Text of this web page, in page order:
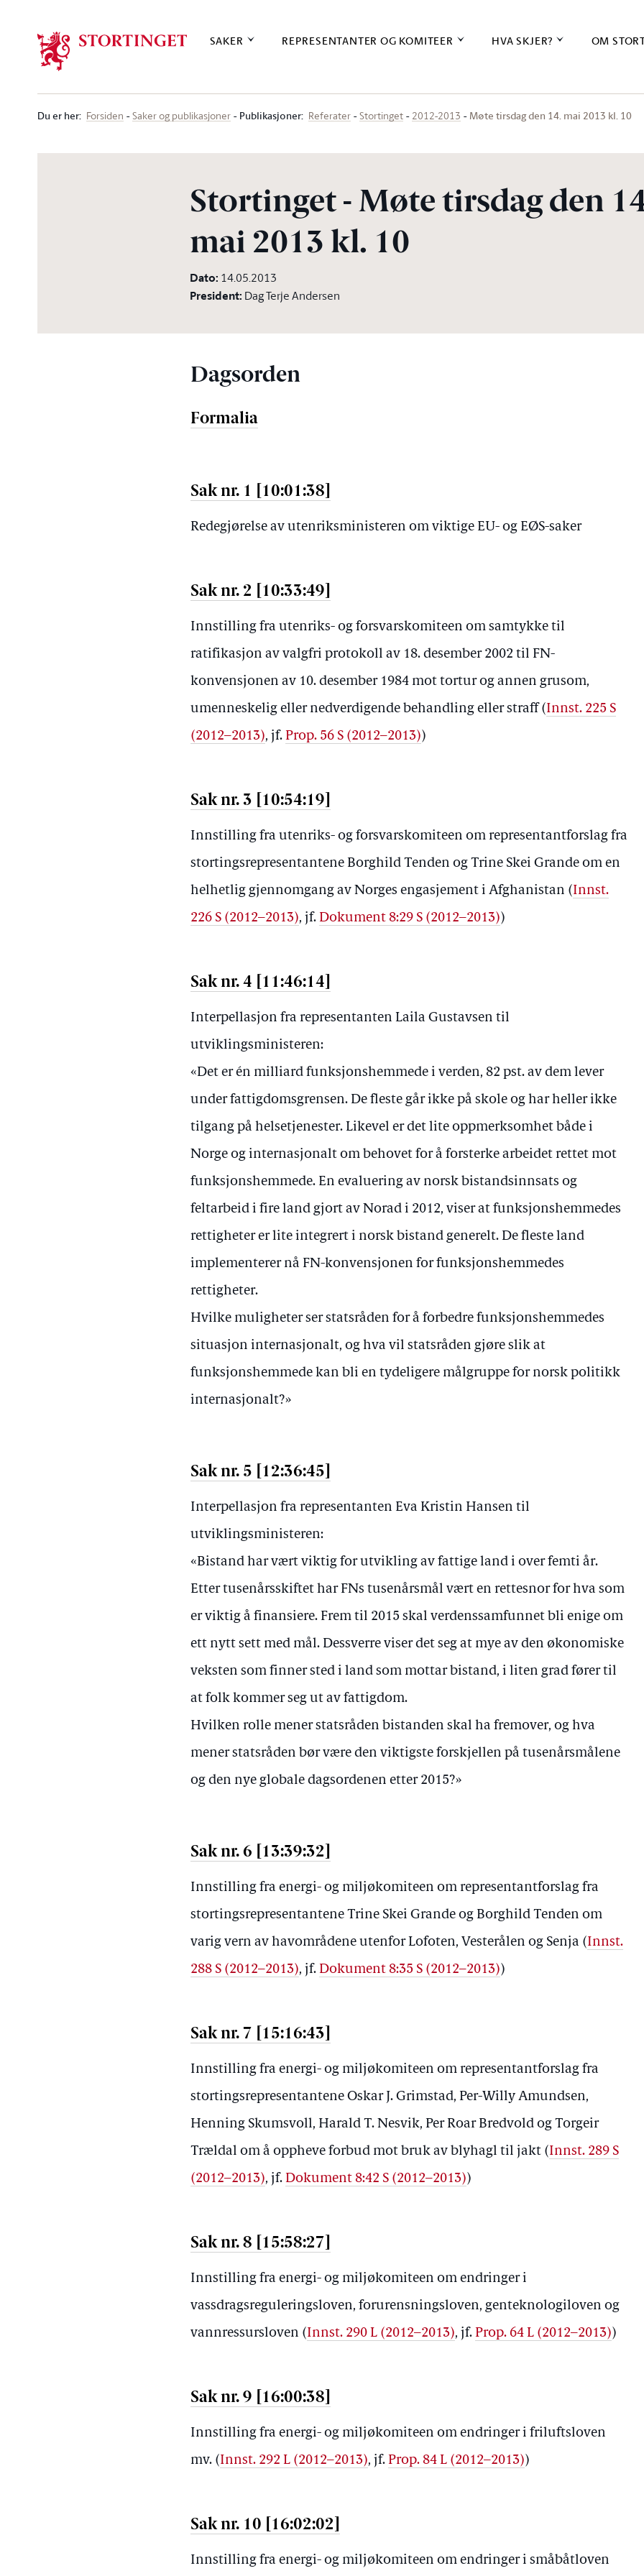
SAKER REPRESENTANTER OG KOMITEER HVA SKJER? OM
Du er her: Forsiden Saker og publikasjoner Publikasjoner: Referater Stortinget 2012-2013 Møte tirsdag den 14. mai 2013 kl. 10
Stortinget - Møte tirsdag den
mai 2013 kl. 10
Dato: 14.05.2013
President: Dag Terje Andersen
Dagsorden
Formalia
Sak nr. 1 [10:01:38]
Redegjørelse av utenriksministeren om viktige EU- og EØS-saker
Sak nr. 2 [10:33:49]
Innstilling fra utenriks- og forsvarskomiteen om samtykke til
ratifikasjon av valgfri protokoll av 18. desember 2002 til FN-
konvensjonen av 10. desember 1984 mot tortur og annen grusom,
umenneskelig eller nedverdigende behandling eller straff (Innst. 225 S
(2012–2013), jf.Prop. 56 S (2012–2013))
Sak nr. 3 [10:54:19]
Innstilling fra utenriks- og forsvarskomiteen om representantforslag fra
stortingsrepresentantene Borghild Tenden og Trine Skei Grande om en
helhetlig gjennomgang av Norges engasjement i Afghanistan (Innst.
226 S (2012–2013), jf.Dokument 8:29 S (2012–2013))
Sak nr. 4 [11:46:14]
Interpellasjon fra representanten Laila Gustavsen til
utviklingsministeren:
«Det er én milliard funksjonshemmede i verden, 82 pst. av dem lever
under fattigdomsgrensen. De fleste går ikke på skole og har heller ikke
tilgang på helsetjenester. Likevel er det lite oppmerksomhet både i
Norge og internasjonalt om behovet for å forsterke arbeidet rettet mot
funksjonshemmede. En evaluering av norsk bistandsinnsats og
feltarbeid i fire land gjort av Norad i 2012, viser at funksjonshemmedes
rettigheter er lite integrert i norsk bistand generelt. De fleste land
implementerer nå FN-konvensjonen for funksjonshemmedes
rettigheter.
Hvilke muligheter ser statsråden for å forbedre funksjonshemmedes
situasjon internasjonalt, og hva vil statsråden gjøre slik at
funksjonshemmede kan bli en tydeligere målgruppe for norsk politikk
internasjonalt?»
Sak nr. 5 [12:36:45]
Interpellasjon fra representanten Eva Kristin Hansen til
utviklingsministeren:
«Bistand har vært viktig for utvikling av fattige land i over femti år.
Etter tusenårsskiftet har FNs tusenårsmål vært en rettesnor for hva som
er viktig å finansiere. Frem til 2015 skal verdenssamfunnet bli enige om
ett nytt sett med mål. Dessverre viser det seg at mye av den økonomiske
veksten som finner sted i land som mottar bistand, i liten grad fører til
at folk kommer seg ut av fattigdom.
Hvilken rolle mener statsråden bistanden skal ha fremover, og hva
mener statsråden bør være den viktigste forskjellen på tusenårsmålene
og den nye globale dagsordenen etter 2015?»
Sak nr. 6 [13:39:32]
Innstilling fra energi- og miljøkomiteen om representantforslag fra
stortingsrepresentantene Trine Skei Grande og Borghild Tenden om
varig vern av havområdene utenfor Lofoten, Vesterålen og Senja (Innst.
288 S (2012–2013), jf.Dokument 8:35 S (2012–2013))
Sak nr. 7 [15:16:43]
Innstilling fra energi- og miljøkomiteen om representantforslag fra
stortingsrepresentantene Oskar J. Grimstad, Per-Willy Amundsen,
Henning Skumsvoll, Harald T. Nesvik, Per Roar Bredvold og Torgeir
Trældal om å oppheve forbud mot bruk av blyhagl til jakt (Innst. 289 S
(2012–2013), jf.Dokument 8:42 S (2012–2013))
Sak nr. 8 [15:58:27]
Innstilling fra energi- og miljøkomiteen om endringer i
vassdragsreguleringsloven, forurensningsloven, genteknologiloven og
vannressursloven (Innst. 290 L (2012–2013), jf.Prop. 64 L (2012–2013))
Sak nr. 9 [16:00:38]
Innstilling fra energi- og miljøkomiteen om endringer i friluftsloven
mv. (Innst. 292 L (2012–2013), jf.Prop. 84 L (2012–2013))
Sak nr. 10 [16:02:02]
Innstilling fra energi- og miljøkomiteen om endringer i småbåtloven